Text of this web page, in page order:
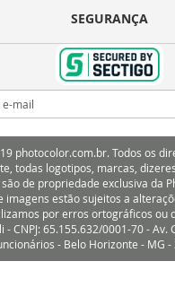
SEGURANÇA
photocolor.com.br. Todos os
todas logotipos, marcas,
de propriedade exclusiva da
imagens estão sujeitos a
por erros ortográficos ou
- CNPJ: 65.155.632/0001-70 - Av.
- Belo Horizonte - MG